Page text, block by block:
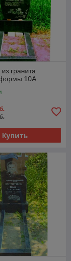
гранита
10А
Купить